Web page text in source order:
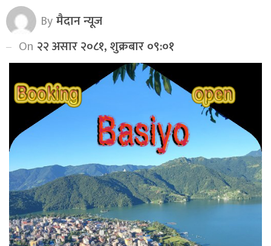
Byमैदान न्यूज
On २२ असार २०८१, शुक्रबार ०९:०१